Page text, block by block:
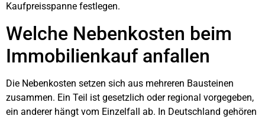
Kauf­preis­span­ne fest­le­gen.
Wel­che Neben­kos­ten beim
Immo­bi­li­en­kauf anfal­len
Die Neben­kos­ten set­zen sich aus meh­re­ren Bau­stei­nen
zusam­men. Ein Teil ist gesetz­lich oder regio­nal vor­ge­ge­ben,
ein ande­rer hängt vom Ein­zel­fall ab. In Deutsch­land gehö­ren